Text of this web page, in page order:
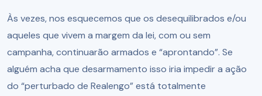
Às vezes, nos esquecemos que os desequilibrados e/ou
aqueles que vivem a margem da lei, com ou sem
campanha, continuarão armados e “aprontando”. Se
alguém acha que desarmamento isso iria impedir a ação
do “perturbado de Realengo” está totalmente